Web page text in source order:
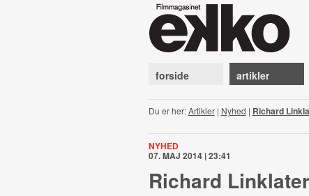
forside artikler
Du er her:Artikler| Nyhed | Richard
NYHED
07. MAJ 2014 | 23:41
Richard